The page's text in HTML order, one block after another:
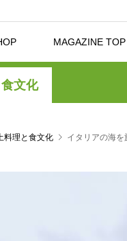
MAGAZINE TOP
文化
料理と食文化 イタリアの海